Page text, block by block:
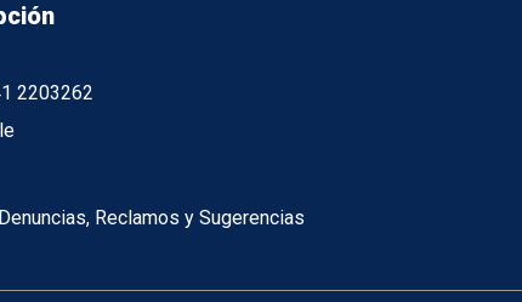
2203262
Denuncias, Reclamos y Sugerencias